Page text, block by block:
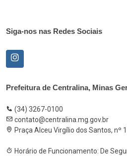
Siga-nos nas Redes Sociais
Prefeitura de Centralina, Minas
(34) 3267-0100
contato@centralina.mg.gov.br
Praça Alceu Virgílio dos Santos, nº
Horário de Funcionamento: De